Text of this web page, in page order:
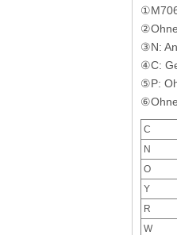
③N:
④C:
⑤P:
C
N
O
Y
R
W